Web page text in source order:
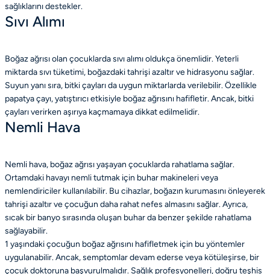
sağlıklarını destekler.
Sıvı Alımı
Boğaz ağrısı olan çocuklarda sıvı alımı oldukça önemlidir. Yeterli
miktarda sıvı tüketimi, boğazdaki tahrişi azaltır ve hidrasyonu sağlar.
Suyun yanı sıra, bitki çayları da uygun miktarlarda verilebilir. Özellikle
papatya çayı, yatıştırıcı etkisiyle boğaz ağrısını hafifletir. Ancak, bitki
çayları verirken aşırıya kaçmamaya dikkat edilmelidir.
Nemli Hava
Nemli hava, boğaz ağrısı yaşayan çocuklarda rahatlama sağlar.
Ortamdaki havayı nemli tutmak için buhar makineleri veya
nemlendiriciler kullanılabilir. Bu cihazlar, boğazın kurumasını önleyerek
tahrişi azaltır ve çocuğun daha rahat nefes almasını sağlar. Ayrıca,
sıcak bir banyo sırasında oluşan buhar da benzer şekilde rahatlama
sağlayabilir.
1 yaşındaki çocuğun boğaz ağrısını hafifletmek için bu yöntemler
uygulanabilir. Ancak, semptomlar devam ederse veya kötüleşirse, bir
çocuk doktoruna başvurulmalıdır. Sağlık profesyonelleri, doğru teşhis